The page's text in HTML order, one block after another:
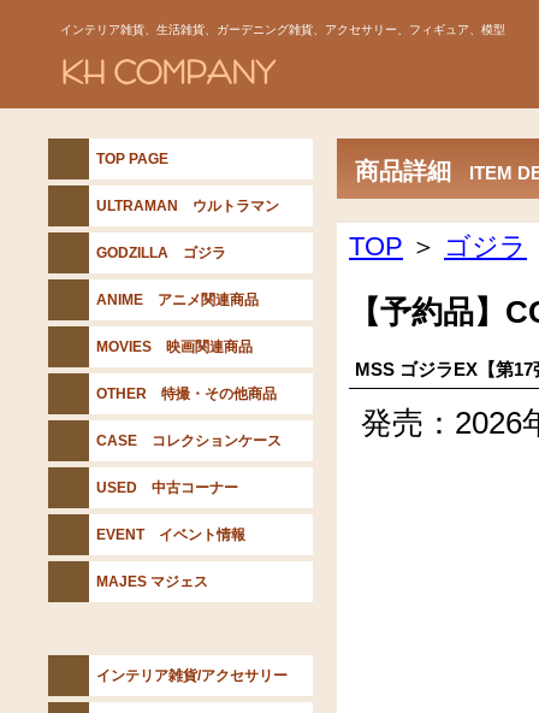
インテリア雑貨、生活雑貨、ガーデニング雑貨、アクセサリー、フィギュア、模型
商品詳細 ITEM
TOP ＞ ゴジラ
【予約品】
MSS ゴジラEX【第
発売：2026
TOP PAGE
ULTRAMAN ウルトラマン
GODZILLA ゴジラ
ANIME アニメ関連商品
MOVIES 映画関連商品
OTHER 特撮・その他商品
CASE コレクションケース
USED 中古コーナー
EVENT イベント情報
MAJES マジェス
インテリア雑貨/アクセサリー